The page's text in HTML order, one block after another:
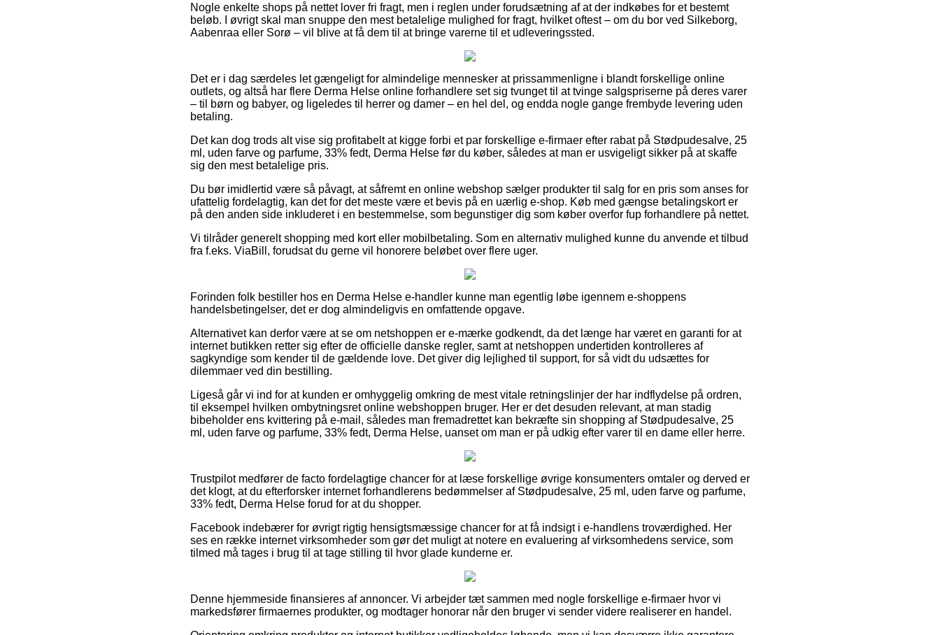
Nogle enkelte shops på nettet lover fri fragt, men i reglen under forudsætning af at der indkøbes for et bestemt
beløb. I øvrigt skal man snuppe den mest betalelige mulighed for fragt, hvilket oftest – om du bor ved Silkeborg,
Aabenraa eller Sorø – vil blive at få dem til at bringe varerne til et udleveringssted.
Det er i dag særdeles let gængeligt for almindelige mennesker at prissammenligne i blandt forskellige online
outlets, og altså har flere Derma Helse online forhandlere set sig tvunget til at tvinge salgspriserne på deres varer
– til børn og babyer, og ligeledes til herrer og damer – en hel del, og endda nogle gange frembyde levering uden
betaling.
Det kan dog trods alt vise sig profitabelt at kigge forbi et par forskellige e-firmaer efter rabat på Stødpudesalve, 25
ml, uden farve og parfume, 33% fedt, Derma Helse før du køber, således at man er usvigeligt sikker på at skaffe
sig den mest betalelige pris.
Du bør imidlertid være så påvagt, at såfremt en online webshop sælger produkter til salg for en pris som anses for
ufattelig fordelagtig, kan det for det meste være et bevis på en uærlig e-shop. Køb med gængse betalingskort er
på den anden side inkluderet i en bestemmelse, som begunstiger dig som køber overfor fup forhandlere på nettet.
Vi tilråder generelt shopping med kort eller mobilbetaling. Som en alternativ mulighed kunne du anvende et tilbud
fra f.eks. ViaBill, forudsat du gerne vil honorere beløbet over flere uger.
Forinden folk bestiller hos en Derma Helse e-handler kunne man egentlig løbe igennem e-shoppens
handelsbetingelser, det er dog almindeligvis en omfattende opgave.
Alternativet kan derfor være at se om netshoppen er e-mærke godkendt, da det længe har været en garanti for at
internet butikken retter sig efter de officielle danske regler, samt at netshoppen undertiden kontrolleres af
sagkyndige som kender til de gældende love. Det giver dig lejlighed til support, for så vidt du udsættes for
dilemmaer ved din bestilling.
Ligeså går vi ind for at kunden er omhyggelig omkring de mest vitale retningslinjer der har indflydelse på ordren,
til eksempel hvilken ombytningsret online webshoppen bruger. Her er det desuden relevant, at man stadig
bibeholder ens kvittering på e-mail, således man fremadrettet kan bekræfte sin shopping af Stødpudesalve, 25
ml, uden farve og parfume, 33% fedt, Derma Helse, uanset om man er på udkig efter varer til en dame eller herre.
Trustpilot medfører de facto fordelagtige chancer for at læse forskellige øvrige konsumenters omtaler og derved er
det klogt, at du efterforsker internet forhandlerens bedømmelser af Stødpudesalve, 25 ml, uden farve og parfume,
33% fedt, Derma Helse forud for at du shopper.
Facebook indebærer for øvrigt rigtig hensigtsmæssige chancer for at få indsigt i e-handlens troværdighed. Her
ses en række internet virksomheder som gør det muligt at notere en evaluering af virksomhedens service, som
tilmed må tages i brug til at tage stilling til hvor glade kunderne er.
Denne hjemmeside finansieres af annoncer. Vi arbejder tæt sammen med nogle forskellige e-firmaer hvor vi
markedsfører firmaernes produkter, og modtager honorar når den bruger vi sender videre realiserer en handel.